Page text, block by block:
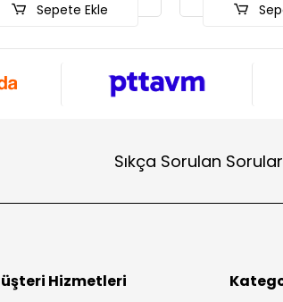
Sepete Ekle
Sıkça Sorulan Sorular
Hizmetleri